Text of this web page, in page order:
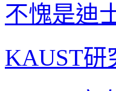
不愧是迪
KAUST研